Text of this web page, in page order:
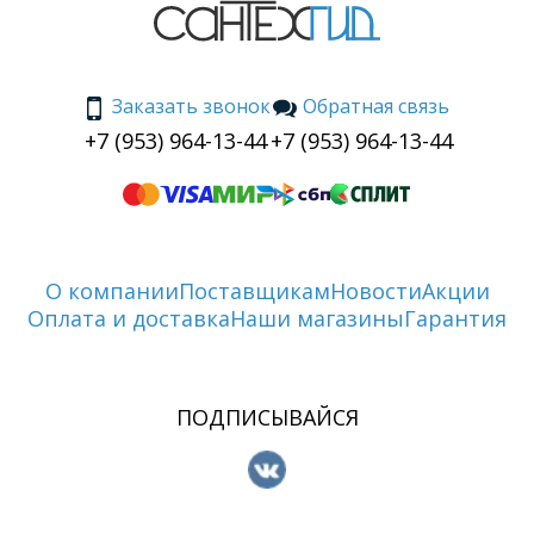
Заказать звонок
+7 (953) 964-13-44
Обратная связь
+7 (953) 964-13-44
О компанииПоставщикамНовостиАкции
Оплата и доставкаНаши магазиныГарантия
ПОДПИСЫВАЙСЯ